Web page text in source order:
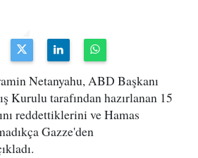
Netanyahu, ABD Başkanı
Kurulu tarafından hazırlanan 15
reddettiklerini ve Hamas
Gazze'den